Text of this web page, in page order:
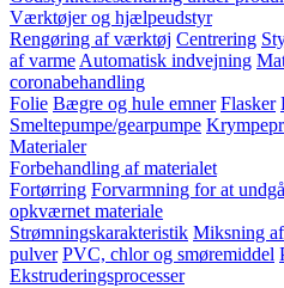
Værktøjer og hjælpeudstyr
Rengøring af værktøj Centrering
af varme Automatisk indvejning
coronabehandling
Folie Bægre og hule emner Flasker
Smeltepumpe/gearpumpe
Materialer
Forbehandling af materialet
Fortørring Forvarmning for at
opkværnet materiale
Strømningskarakteristik Miksning
pulver PVC, chlor og smøremiddel
Ekstruderingsprocesser